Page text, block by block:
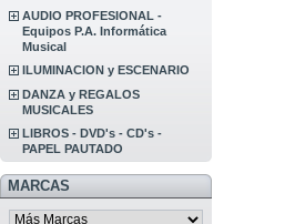
AUDIO PROFESIONAL -
Equipos P.A. Informática
Musical
ILUMINACION y ESCENARIO
DANZA y REGALOS
MUSICALES
LIBROS - DVD's - CD's -
PAPEL PAUTADO
MARCAS